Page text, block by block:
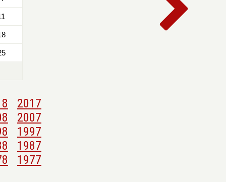
2017
2007
1997
1987
1977